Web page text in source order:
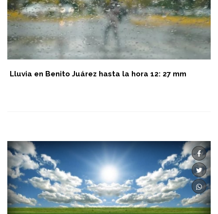
Lluvia en Benito Juárez hasta la hora 12: 27 mm